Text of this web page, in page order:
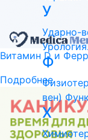
Витамин D и
Подробнее
У
Ударно-
Ф
вен)
Х